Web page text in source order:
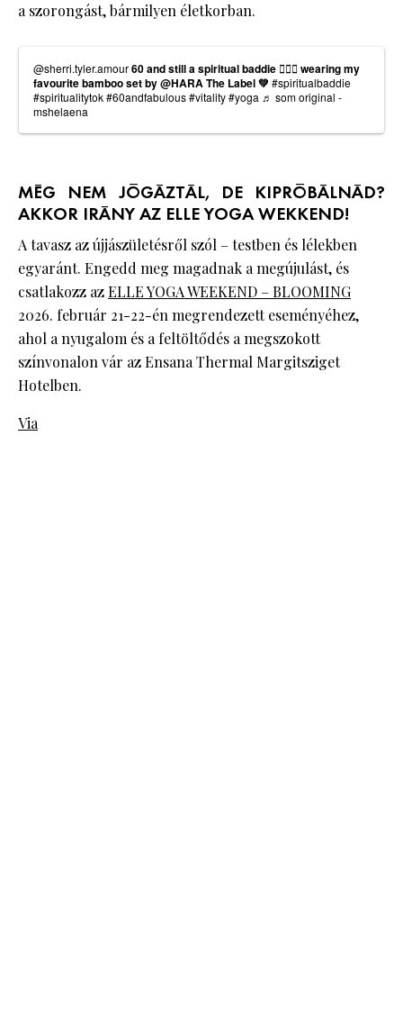
a szorongást, bármilyen életkorban.
@sherri.tyler.amour60 and still a spiritual baddie 🧘🏻‍♀️ wearing my
favourite bamboo set by @HARA The Label 💚 #spiritualbaddie
#spiritualitytok#60andfabulous#vitality#yoga ♬ som original -
mshelaena
MÉG NEM JÓGÁZTÁL, DE KIPRÓBÁLNÁD?
AKKOR IRÁNY AZ ELLE YOGA WEKKEND!
A tavasz az újjászületésről szól – testben és lélekben
egyaránt. Engedd meg magadnak a megújulást, és
csatlakozz azELLE YOGA WEEKEND – BLOOMING
2026. február 21-22-én megrendezett eseményéhez,
ahol a nyugalom és a feltöltődés a megszokott
színvonalon vár az Ensana Thermal Margitsziget
Hotelben.
Via